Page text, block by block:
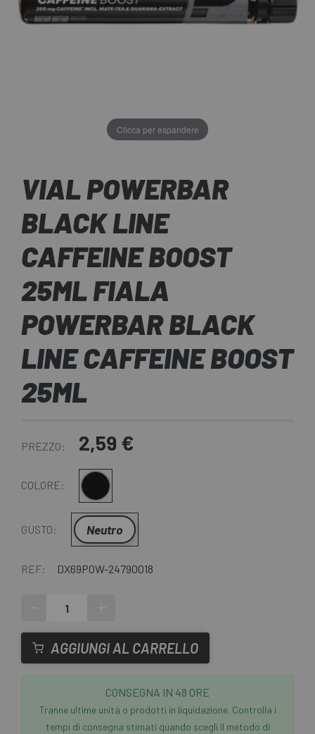
Clicca per espandere
VIAL POWERBAR
BLACK LINE
CAFFEINE BOOST
25ML FIALA
POWERBAR BLACK
LINE CAFFEINE BOOST
25ML
PREZZO: 2,59 €
COLORE: Multiplo
GUSTO: Neutro
REF: DX69POW-24790018
AGGIUNGI AL CARRELLO
CONSEGNA IN 48 ORE
Tranne ultime unità o prodotti in liquidazione. Controlla i
tempi di consegna stimati quando scegli il metodo di